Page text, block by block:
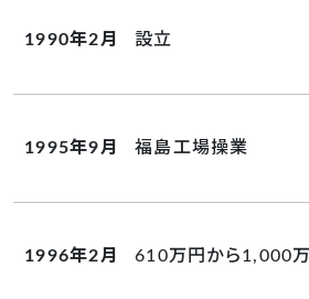
1990年2月 設立
1995年9月 福島工場操業
1996年2月 610万円から1,000